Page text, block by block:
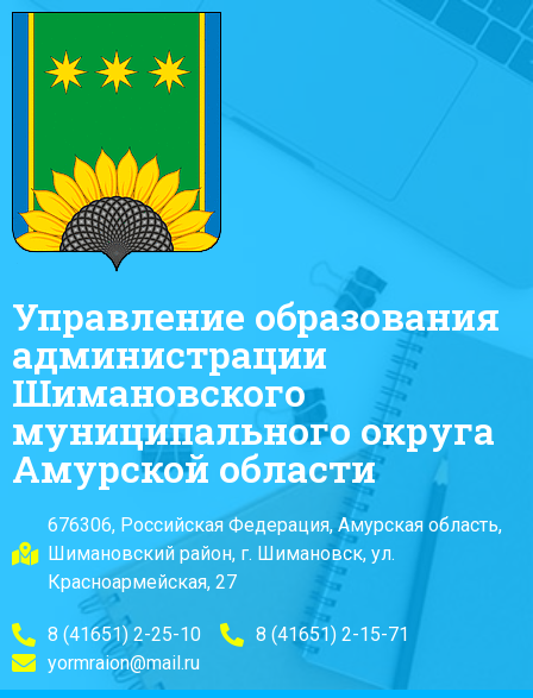
Управление образования
администрации
Шимановского
муниципального округа
Амурской области
676306, Российская Федерация, Амурская область,
Шимановский район, г. Шимановск, ул.
Красноармейская, 27
8 (41651) 2-25-10
8 (41651) 2-15-71
yormraion@mail.ru